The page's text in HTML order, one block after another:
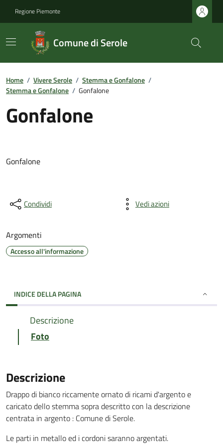
Regione Piemonte
Comune di Serole
Home / Vivere Serole / Stemma e Gonfalone /
Stemma e Gonfalone / Gonfalone
Gonfalone
Gonfalone
Condividi Vedi azioni
Argomenti
Accesso all'informazione
INDICE DELLA PAGINA
Descrizione
Foto
Descrizione
Drappo di bianco riccamente ornato di ricami d'argento e
caricato dello stemma sopra descritto con la descrizione
centrata in argento : Comune di Serole.
Le parti in metallo ed i cordoni saranno argentati.